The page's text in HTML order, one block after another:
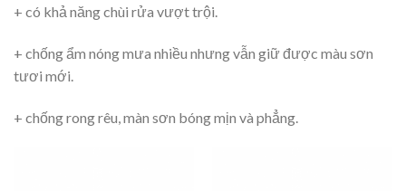
+ có khả năng chùi rửa vượt trội.
+ chống ẩm nóng mưa nhiều nhưng vẫn giữ được màu sơn
tươi mới.
+ chống rong rêu, màn sơn bóng mịn và phẳng.